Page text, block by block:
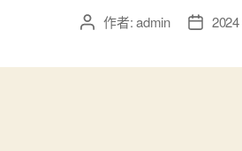
文 作者:admin
文